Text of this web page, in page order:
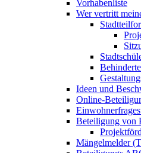
Vorhabenliste
Wer vertritt
Ideen und
Online-
Beteiligung von
Mängelmelder